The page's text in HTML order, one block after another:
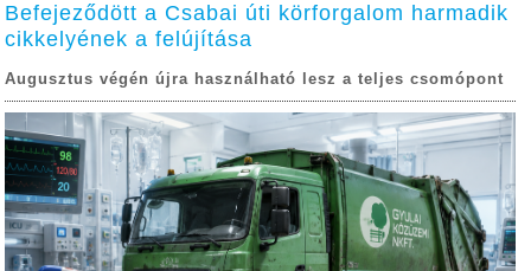
Befejeződött a Csabai úti körforgalom harmadik
cikkelyének a felújítása
Augusztus végén újra használható lesz a teljes csomópont